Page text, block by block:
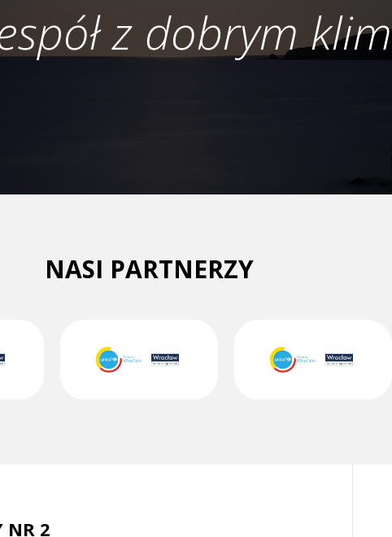
z dobrym
NASI PARTNERZY
NR 2